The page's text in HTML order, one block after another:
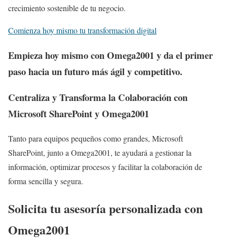
crecimiento sostenible de tu negocio.
Comienza hoy mismo tu transformación digital
Empieza hoy mismo con Omega2001 y da el primer
paso hacia un futuro más ágil y competitivo.
Centraliza y Transforma la Colaboración con
Microsoft SharePoint y Omega2001
Tanto para equipos pequeños como grandes, Microsoft
SharePoint, junto a Omega2001, te ayudará a gestionar la
información, optimizar procesos y facilitar la colaboración de
forma sencilla y segura.
Solicita tu asesoría personalizada con
Omega2001